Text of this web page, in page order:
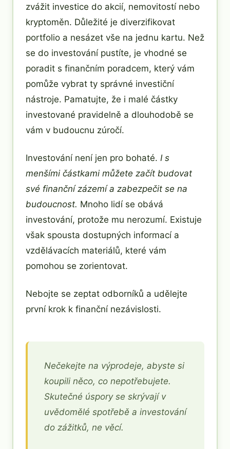
zvážit investice do akcií, nemovitostí nebo
kryptoměn. Důležité je diverzifikovat
portfolio a nesázet vše na jednu kartu. Než
se do investování pustíte, je vhodné se
poradit s finančním poradcem, který vám
pomůže vybrat ty správné investiční
nástroje. Pamatujte, že i malé částky
investované pravidelně a dlouhodobě se
vám v budoucnu zúročí.
Investování není jen pro bohaté. I s
menšími částkami můžete začít budovat
své finanční zázemí a zabezpečit se na
budoucnost. Mnoho lidí se obává
investování, protože mu nerozumí. Existuje
však spousta dostupných informací a
vzdělávacích materiálů, které vám
pomohou se zorientovat.
Nebojte se zeptat odborníků a udělejte
první krok k finanční nezávislosti.
Nečekejte na výprodeje, abyste si
koupili něco, co nepotřebujete.
Skutečné úspory se skrývají v
uvědomělé spotřebě a investování
do zážitků, ne věcí.